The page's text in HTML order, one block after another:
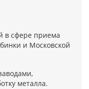
в сфере приема
и Московской
металла.